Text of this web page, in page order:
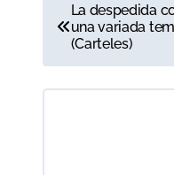
a
v
La despedida
una variada
(Carteles)